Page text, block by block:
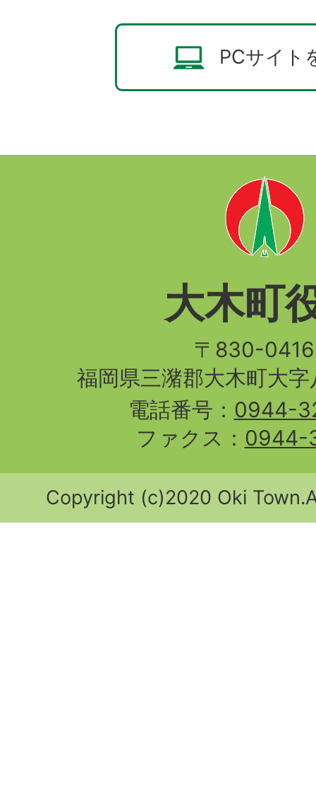
PCサイト
大木町
〒830-
福岡県三潴郡大木町大
電話番号： 0944-
ファクス： 0944-
Copyright (c)2020 Oki